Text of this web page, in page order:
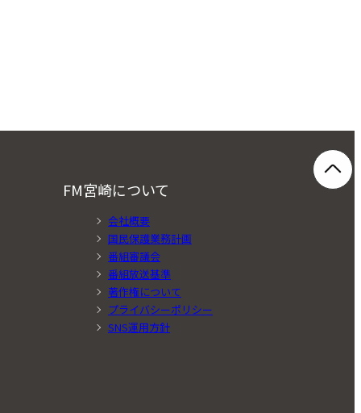
FM宮崎について
会社概要
国民保護業務計画
番組審議会
番組放送基準
著作権について
プライバシーポリシー
SNS運用方針